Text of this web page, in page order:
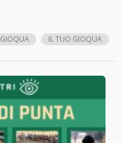
GIOQUA IL TUO GIOQUA